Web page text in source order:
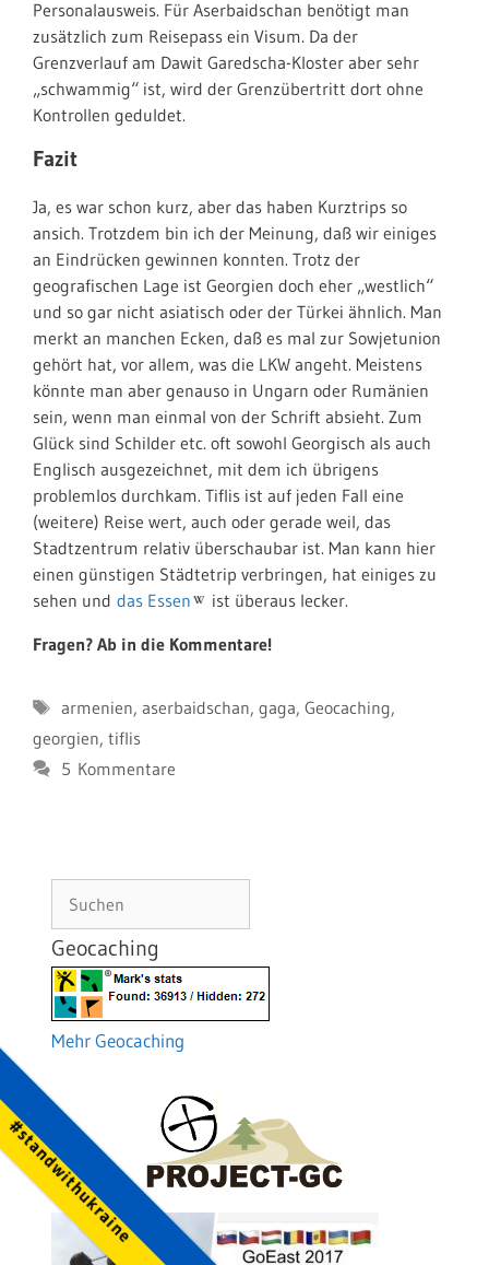
#standwithukraine
Personalausweis. Für Aserbaidschan benötigt man
zusätzlich zum Reisepass ein Visum. Da der
Grenzverlauf am Dawit Garedscha-Kloster aber sehr
„schwammig“ ist, wird der Grenzübertritt dort ohne
Kontrollen geduldet.
Fazit
Ja, es war schon kurz, aber das haben Kurztrips so
ansich. Trotzdem bin ich der Meinung, daß wir einiges
an Eindrücken gewinnen konnten. Trotz der
geografischen Lage ist Georgien doch eher „westlich“
und so gar nicht asiatisch oder der Türkei ähnlich. Man
merkt an manchen Ecken, daß es mal zur Sowjetunion
gehört hat, vor allem, was die LKW angeht. Meistens
könnte man aber genauso in Ungarn oder Rumänien
sein, wenn man einmal von der Schrift absieht. Zum
Glück sind Schilder etc. oft sowohl Georgisch als auch
Englisch ausgezeichnet, mit dem ich übrigens
problemlos durchkam. Tiflis ist auf jeden Fall eine
(weitere) Reise wert, auch oder gerade weil, das
Stadtzentrum relativ überschaubar ist. Man kann hier
einen günstigen Städtetrip verbringen, hat einiges zu
sehen und das Essen
ist überaus lecker.
Fragen? Ab in die Kommentare!
Schlagwörter
armenien, aserbaidschan, gaga, Geocaching,
georgien, tiflis
5 Kommentare
Geocaching
Mehr Geocaching